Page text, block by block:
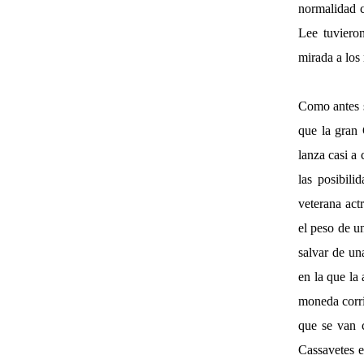
normalidad
Lee
mirada a los
Como antes
que la gran
lanza casi a
las
veterana
el peso de
salvar de
en la que la
moneda
que se van
Cassavetes